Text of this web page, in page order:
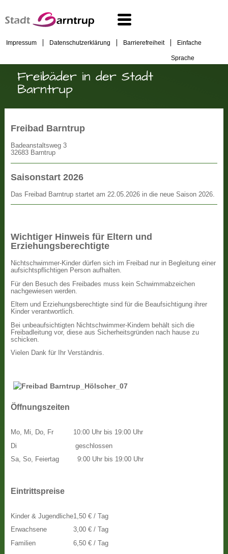
Impressum Datenschutzerklärung Barrierefreiheit Einfache
Sprache
Freibäder in der Stadt
Barntrup
Freibad Barntrup
Badeanstaltsweg 3
32683 Barntrup
Saisonstart 2026
Das Freibad Barntrup startet am 22.05.2026 in die neue Saison 2026.
Wichtiger Hinweis für Eltern und
Erziehungsberechtigte
Nichtschwimmer-Kinder dürfen sich im Freibad nur in Begleitung einer
aufsichtspflichtigen Person aufhalten.
Für den Besuch des Freibades muss kein Schwimmabzeichen
nachgewiesen werden.
Eltern und Erziehungsberechtigte sind für die Beaufsichtigung ihrer
Kinder verantwortlich.
Bei unbeaufsichtigten Nichtschwimmer-Kindern behält sich die
Freibadleitung vor, diese aus Sicherheitsgründen nach hause zu
schicken.
Vielen Dank für Ihr Verständnis.
Öffnungszeiten
Mo, Mi, Do, Fr
Di
Sa, So, Feiertag
10:00 Uhr bis 19:00 Uhr
geschlossen
9:00 Uhr bis 19:00 Uhr
Eintrittspreise
Kinder & Jugendliche
Erwachsene
Familien
1,50 € / Tag
3,00 € / Tag
6,50 € / Tag